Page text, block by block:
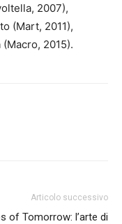
2007),
(Mart, 2011),
2015).
Articolo successivo
of Tomorrow: l’arte di